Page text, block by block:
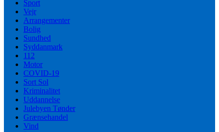
Sport
Vejr
Arrangementer
Bolig
Sundhed
Syddanmark
112
Motor
COVID-19
Sort Sol
Kriminalitet
Uddannelse
Julebyen Tønder
Grænsehandel
Vind